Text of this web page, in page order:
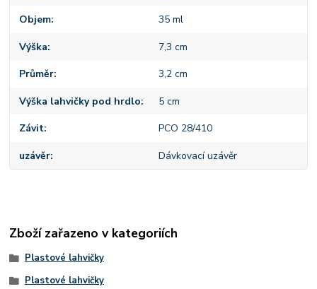
Objem 35 ml
Výška 7,3 cm
Průměr 3,2 cm
Výška lahvičky pod hrdlo 5 cm
Závit PCO 28/410
uzávěr Dávkovací uzávěr
Zboží zařazeno v kategoriích
Plastové lahvičky
Plastové lahvičky